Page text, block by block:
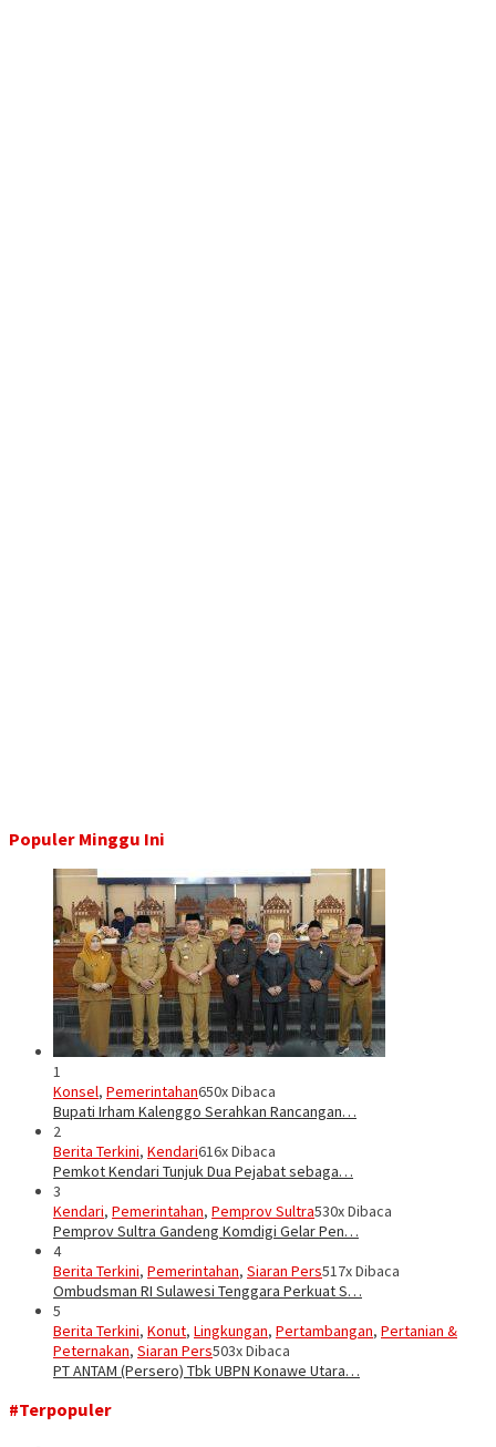
Populer Minggu Ini
1
Konsel, Pemerintahan650x Dibaca
Bupati Irham Kalenggo Serahkan Rancangan…
2
Berita Terkini, Kendari616x Dibaca
Pemkot Kendari Tunjuk Dua Pejabat sebaga…
3
Kendari, Pemerintahan, Pemprov Sultra530x Dibaca
Pemprov Sultra Gandeng Komdigi Gelar Pen…
4
Berita Terkini, Pemerintahan, Siaran Pers517x Dibaca
Ombudsman RI Sulawesi Tenggara Perkuat S…
5
Berita Terkini, Konut, Lingkungan, Pertambangan, Pertanian &
Peternakan, Siaran Pers503x Dibaca
PT ANTAM (Persero) Tbk UBPN Konawe Utara…
#Terpopuler